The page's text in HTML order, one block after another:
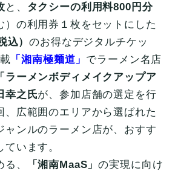
と、 タクシーの利用料800円分
）の利用券１枚をセットにした
込）のお得なデジタルチケッ
「湘南極麺道」 でラーメン名店
「ラーメンボディメイクアップア
幸之氏が、参加店舗の選定を行
、広範囲のエリアから選ばれた
ャンルのラーメン店が、おすす
います。
、
「湘南MaaS」の実現に向け